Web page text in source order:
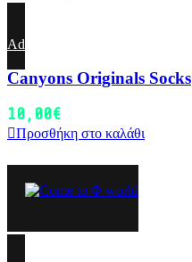
Add to wishlist
Canyons Originals Socks
10,00€
Προσθήκη στο καλάθι